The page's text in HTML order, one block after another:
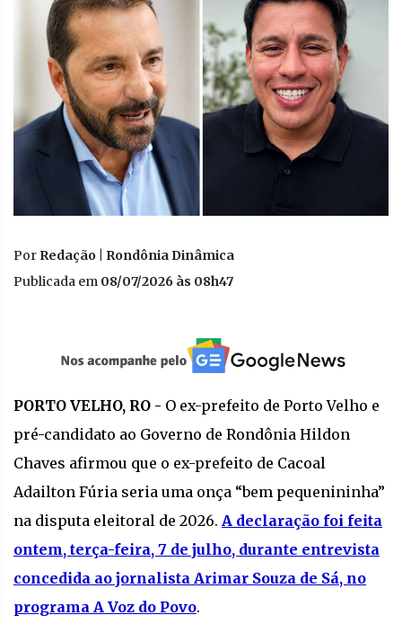
Por Redação | Rondônia Dinâmica
Publicada em 08/07/2026 às 08h47
PORTO VELHO, RO - O ex-prefeito de Porto Velho e
pré-candidato ao Governo de Rondônia Hildon
Chaves afirmou que o ex-prefeito de Cacoal
Adailton Fúria seria uma onça “bem pequenininha”
na disputa eleitoral de 2026. A declaração foi feita
ontem, terça-feira, 7 de julho, durante entrevista
concedida ao jornalista Arimar Souza de Sá, no
programa A Voz do Povo.